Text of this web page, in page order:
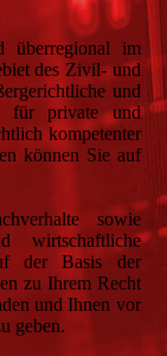
überregional im
des Zivil- und
und
für private und
kompetenter
können Sie auf
sowie
wirtschaftliche
der Basis der
zu Ihrem Recht
und Ihnen vor
geben.